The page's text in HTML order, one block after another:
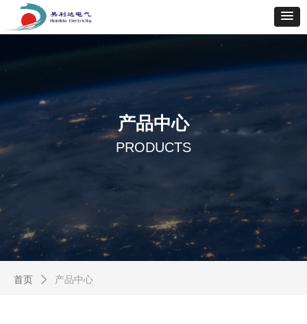
产品中心
PRODUCTS
首页 ꄲ 产品中心